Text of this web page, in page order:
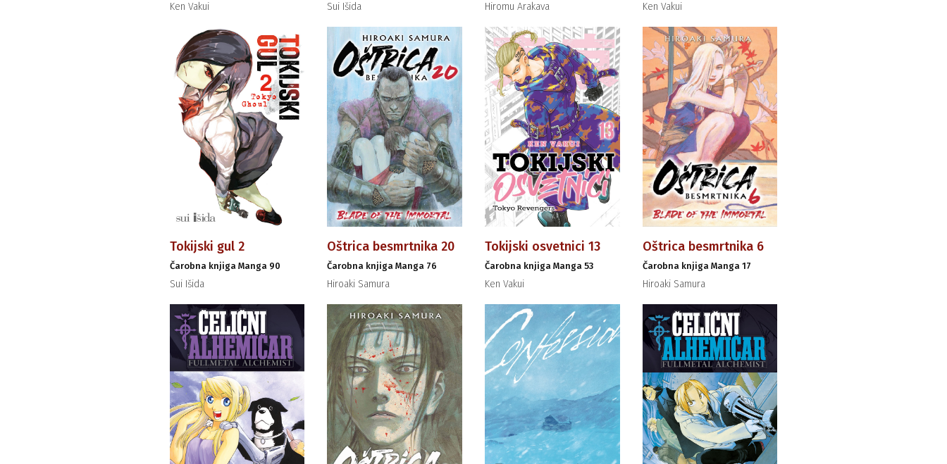
Ken Vakui Sui Išida Hiromu Arakava Ken Vakui
Tokijski gul 2
Čarobna knjiga Manga 90
Sui Išida
Oštrica besmrtnika 20
Čarobna knjiga Manga 76
Hiroaki Samura
Tokijski osvetnici 13
Čarobna knjiga Manga 53
Ken Vakui
Oštrica besmrtnika 6
Čarobna knjiga Manga 17
Hiroaki Samura